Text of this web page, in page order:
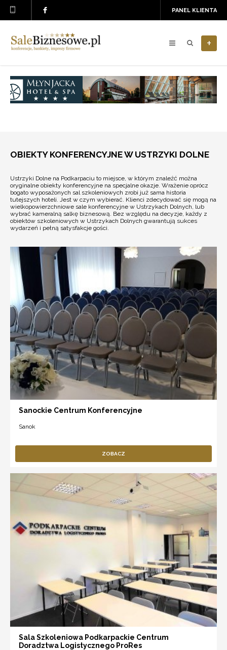
PANEL KLIENTA
+
OBIEKTY KONFERENCYJNE W USTRZYKI DOLNE
Ustrzyki Dolne na Podkarpaciu to miejsce, w którym znaleźć można
oryginalne obiekty konferencyjne na specjalne okazje. Wrażenie oprócz
bogato wyposażonych sal szkoleniowych zrobi już sama historia
tutejszych hoteli. Jest w czym wybierać. Klienci zdecydować się mogą na
wielkopowierzchniowe sale konferencyjne w Ustrzykach Dolnych, lub
wybrać kameralną salkę biznesową. Bez względu na decyzje, każdy z
obiektów szkoleniowych w Ustrzykach Dolnych gwarantują sukces
wydarzeń i pełną satysfakcje gości.
Sanockie Centrum Konferencyjne
Sanok
ZOBACZ
Sala Szkoleniowa Podkarpackie Centrum
Doradztwa Logistycznego ProRes